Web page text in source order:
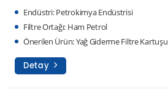
Endüstri: Petrokimya Endüstrisi
Filtre Ortağı: Ham Petrol
Önerilen Ürün: Yağ Giderme Filtre Kartuşu
Detay